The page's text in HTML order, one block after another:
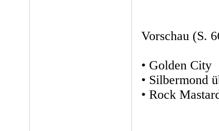
Vorschau (S.
• Golden City
• Silbermond
• Rock